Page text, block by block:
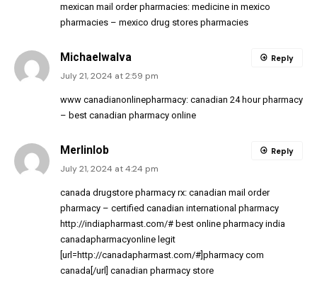
mexican mail order pharmacies: medicine in mexico
pharmacies – mexico drug stores pharmacies
MichaelwaIva
July 21, 2024 at 2:59 pm
www canadianonlinepharmacy: canadian 24 hour pharmacy
– best canadian pharmacy online
Reply
Merlinlob
July 21, 2024 at 4:24 pm
canada drugstore pharmacy rx: canadian mail order
pharmacy – certified canadian international pharmacy
http://indiapharmast.com/# best online pharmacy india
canadapharmacyonline legit
[url=http://canadapharmast.com/#]pharmacy com
canada[/url] canadian pharmacy store
Reply